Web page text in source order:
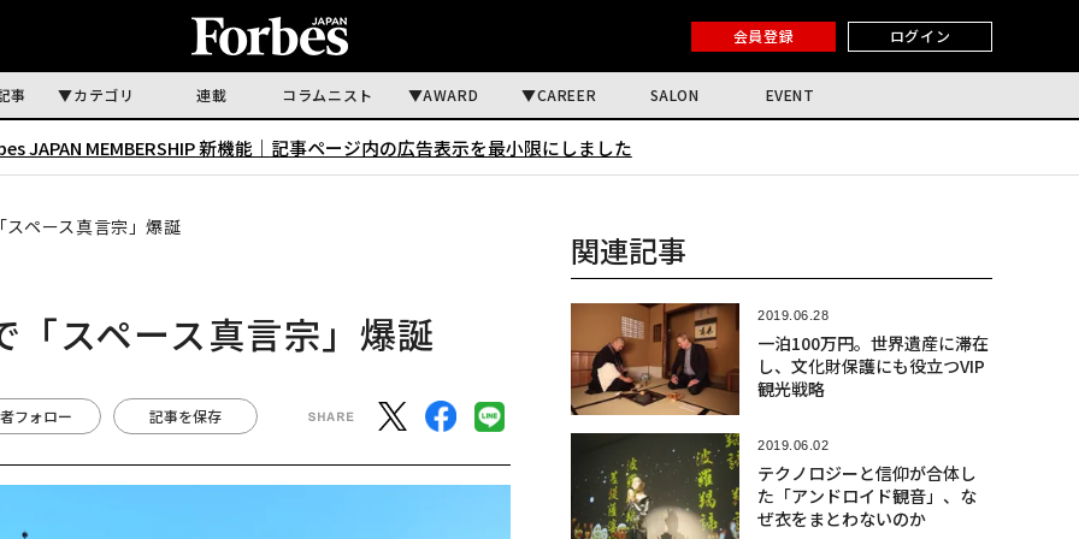
会員登録 ログイン
事 カテゴリ 連載 コラムニスト AWARD CAREER SALON EVENT
JAPAN MEMBERSHIP 新機能｜ 記事ページ内の広告表示を最小限にしました
ペース真言宗」爆誕
スペース真言宗」爆誕
フォロー 記事を保存
関連記事
2019.06.28
一泊100万円。世界遺産に滞在
し、文化財保護にも役立つVIP
観光戦略
2019.06.02
テクノロジーと信仰が合体し
た「アンドロイド観音」、な
ぜ衣をまとわないのか